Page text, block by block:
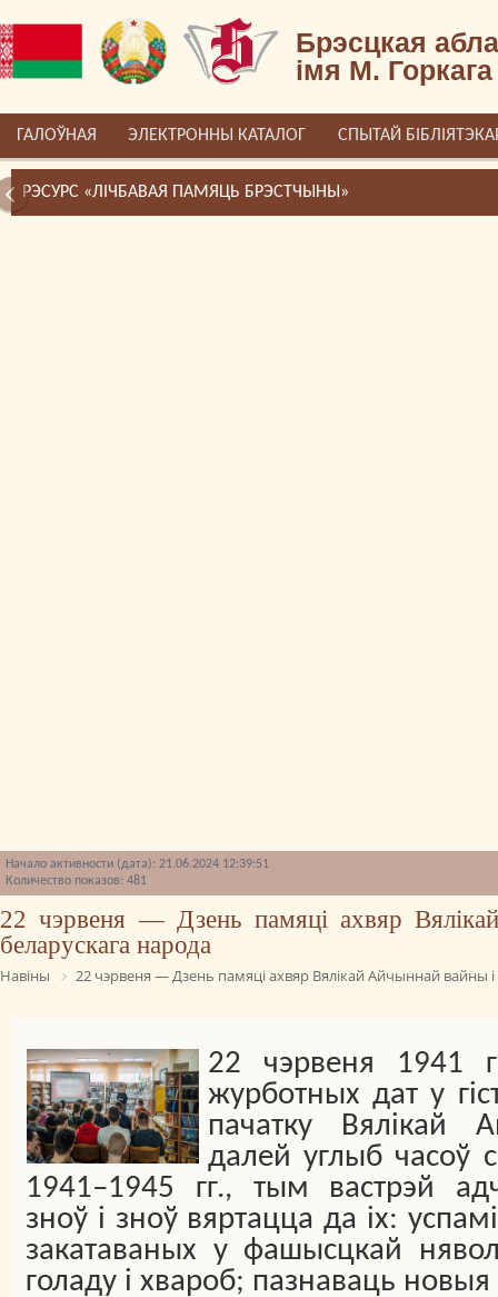
Брэсцкая
імя М. Горкага
ГАЛОЎНАЯ ЭЛЕКТРОННЫ КАТАЛОГ СПЫТАЙ
РЭСУРС «ЛІЧБАВАЯ ПАМЯЦЬ БРЭСТЧЫНЫ»
Начало активности (дата): 21.06.2024 12:39:51
Количество показов: 481
22 чэрвеня — Дзень памяці ахвяр
беларускага народа
Навіны 22 чэрвеня — Дзень памяці ахвяр Вялікай Айчыннай вайны
22 чэрвеня 1941
журботных дат у
пачатку
далей углыб часоў
1941–1945 гг., тым вастрэй
зноў і зноў вяртацца да іх:
закатаваных у фашысцкай
голаду і хвароб; пазнаваць